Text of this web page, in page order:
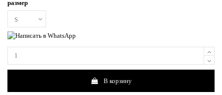
размер
В корзину